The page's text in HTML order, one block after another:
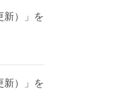
新）」を
新）」を